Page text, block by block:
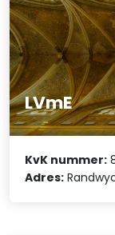
LVmE
KvK nummer:
Adres: